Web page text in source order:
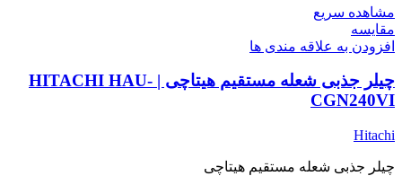
مشاهده سریع
مقایسه
افزودن به علاقه مندی ها
چیلر جذبی شعله مستقیم هیتاچی | HITACHI HAU-
CGN240VI
Hitachi
چیلر جذبی شعله مستقیم هیتاچی